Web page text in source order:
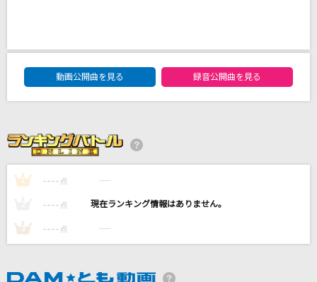
やさしいキスをして
まじ娘
flower
Knights the Phantom Thief
DAM★ともボーカルエントリーランキング
動画公開曲を見る
録音公開曲を見る
1 ---- 点 ----
---- 点 ----
3 ---- 点 ----